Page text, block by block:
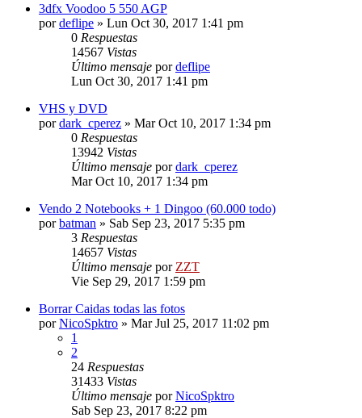
3dfx Voodoo 5 550 AGP
pordeflipe » Lun Oct 30, 2017 1:41 pm
0 Respuestas
14567 Vistas
Último mensaje pordeflipe
Lun Oct 30, 2017 1:41 pm
VHS y DVD
pordark_cperez » Mar Oct 10, 2017 1:34 pm
0 Respuestas
13942 Vistas
Último mensaje pordark_cperez
Mar Oct 10, 2017 1:34 pm
Vendo 2 Notebooks + 1 Dingoo (60.000 todo)
porbatman » Sab Sep 23, 2017 5:35 pm
3 Respuestas
14657 Vistas
Último mensaje por ZZT
Vie Sep 29, 2017 1:59 pm
Borrar Caidas todas las fotos
porNicoSpktro » Mar Jul 25, 2017 11:02 pm
1
2
24 Respuestas
31433 Vistas
Último mensaje porNicoSpktro
Sab Sep 23, 2017 8:22 pm